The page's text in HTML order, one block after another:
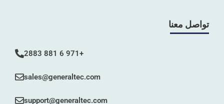
تواصل معنا
+971 6 881 2883
sales@generaltec.com
support@generaltec.com